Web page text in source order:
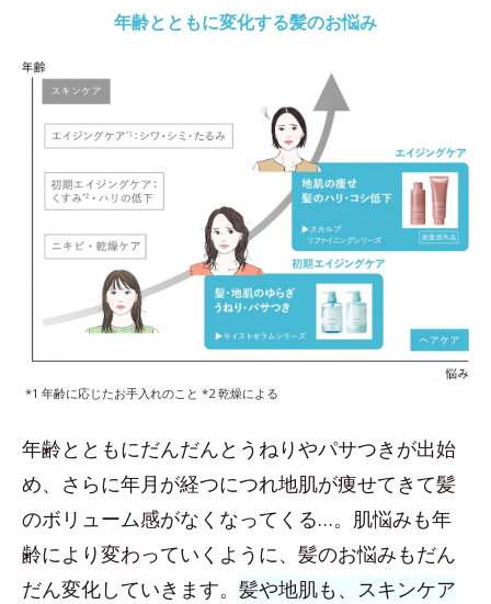
年齢とともに変化する髪のお悩み
*1 年齢に応じたお手入れのこと *2 乾燥による
年齢とともにだんだんとうねりやパサつきが出始
め、さらに年月が経つにつれ地肌が痩せてきて髪
のボリューム感がなくなってくる…。肌悩みも年
齢により変わっていくように、髪のお悩みもだん
だん変化していきます。 髪や地肌も、スキンケア